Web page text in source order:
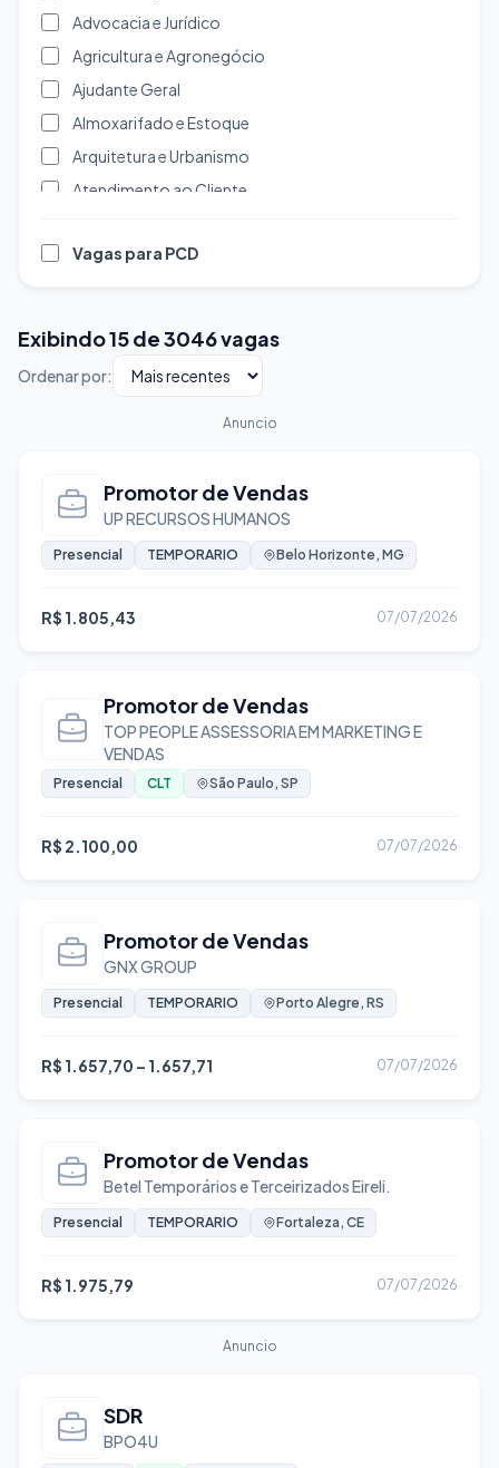
Advocacia e Jurídico
Agricultura e Agronegócio
Ajudante Geral
Almoxarifado e Estoque
Arquitetura e Urbanismo
Atendimento ao Cliente
Auxiliar Administrativo
Banco de Dados
Banco e Finanças
Ciência de Dados
Comércio Exterior
Compras e Suprimentos
Conferente
Contabilidade
Corretagem e Imobiliário
Desenvolvedor .NET
Desenvolvedor Front-end
Desenvolvedor Mobile
Desenvolvedor PHP
Design e Criação
Elétrica e Eletrônica
Eletricista
Encanador
Estágio
Hotelaria e Turismo
Indústria e Produção
Vagas para PCD
Exibindo 15 de 3046 vagas
Ordenar por:
Anuncio
Promotor de Vendas
UP RECURSOS HUMANOS
Presencial TEMPORARIO Belo Horizonte, MG
R$ 1.805,43 07/07/2026
Promotor de Vendas
TOP PEOPLE ASSESSORIA EM MARKETING E
VENDAS
Presencial CLT São Paulo, SP
R$ 2.100,00 07/07/2026
Promotor de Vendas
GNX GROUP
Presencial TEMPORARIO Porto Alegre, RS
R$ 1.657,70 – 1.657,71 07/07/2026
Promotor de Vendas
Betel Temporários e Terceirizados Eireli.
Presencial TEMPORARIO Fortaleza, CE
R$ 1.975,79 07/07/2026
Anuncio
SDR
BPO4U